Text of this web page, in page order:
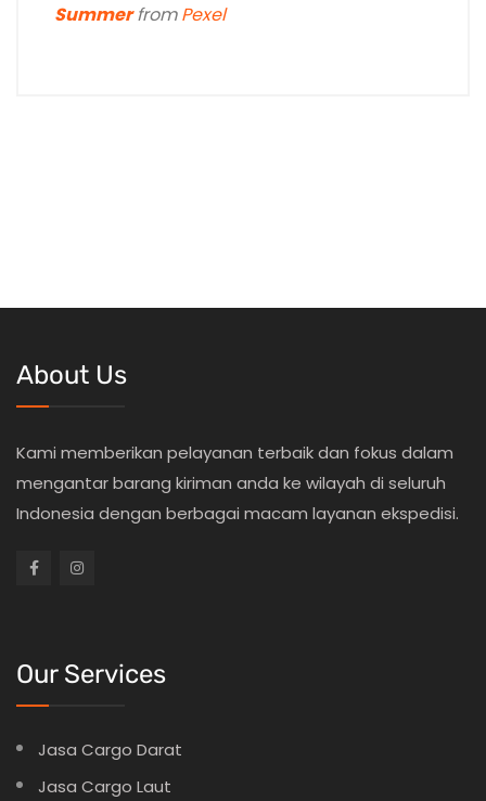
SummerfromPexel
About Us
Kami memberikan pelayanan terbaik dan fokus dalam
mengantar barang kiriman anda ke wilayah di seluruh
Indonesia dengan berbagai macam layanan ekspedisi.
Our Services
Jasa Cargo Darat
Jasa Cargo Laut